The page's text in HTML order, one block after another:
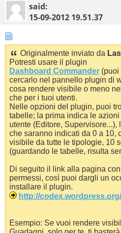
said:
15-09-2012 19.51.37
Originalmente inviato da
Potresti usare il plugin
Dashboard Commander (puoi
cercarlo nel pannello plugin di
cosa rendere visibile o meno
che per i tuoi utenti.
Nelle opzioni del plugin, puoi
tabelle; la prima indica le
utente (Editore,
che saranno indicati da 0 a 10,
visibile da tutte le tipologie, 10
(guardando le tabelle, risulta
Di seguito il link alla pagina
permessi, così puoi dargli un
installare il plugin.
http://
Esempio: Se vuoi rendere